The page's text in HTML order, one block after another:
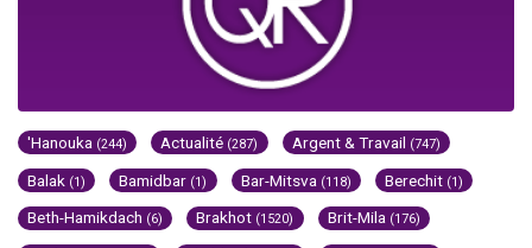
'Hanouka (244) Actualité (287) Argent & Travail (747)
Balak (1) Bamidbar (1) Bar-Mitsva (118) Berechit (1)
Beth-Hamikdach (6) Brakhot (1520) Brit-Mila (176)